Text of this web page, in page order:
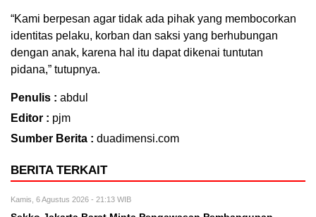
“Kami berpesan agar tidak ada pihak yang membocorkan
identitas pelaku, korban dan saksi yang berhubungan
dengan anak, karena hal itu dapat dikenai tuntutan
pidana,” tutupnya.
Penulis : abdul
Editor : pjm
Sumber Berita : duadimensi.com
BERITA TERKAIT
Kamis, 6 Agustus 2026 - 21:13 WIB